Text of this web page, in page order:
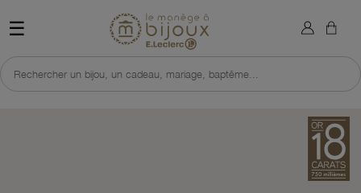
☰ Retour à l'accueil du site
Rechercher un bijou, un cadeau, mariage, baptême...
×